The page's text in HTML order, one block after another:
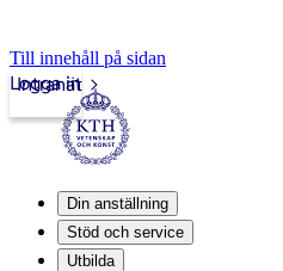
Till innehåll på sidan
Intranät
Logga in
Din anställning
Stöd och service
Utbilda